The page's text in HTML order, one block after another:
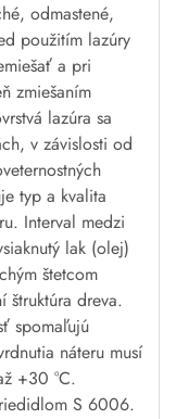
odmastené,
použitím lazúry
a pri
zmiešaním
lazúra sa
v závislosti od
typ a kvalita
Interval medzi
lak (olej)
štetcom
štruktúra dreva.
spomaľujú
náteru musí
+30 °C.
S 6006.